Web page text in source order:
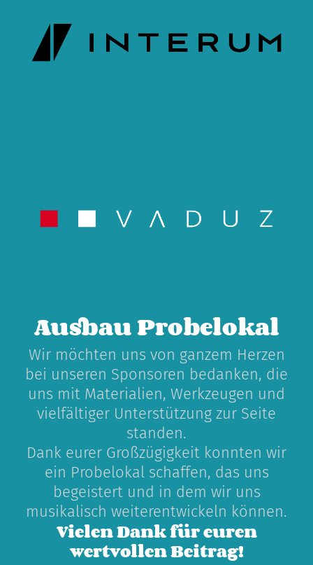
Ausbau Probelokal
Wir möchten uns von ganzem Herzen
bei unseren Sponsoren bedanken, die
uns mit Materialien, Werkzeugen und
vielfältiger Unterstützung zur Seite
standen.
Dank eurer Großzügigkeit konnten wir
ein Probelokal schaffen, das uns
begeistert und in dem wir uns
musikalisch weiterentwickeln können.
Vielen Dank für euren
wertvollen Beitrag!